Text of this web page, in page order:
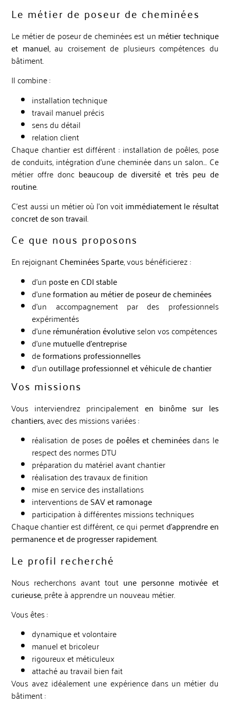
Le métier de poseur de cheminées
Le métier de poseur de cheminéesest un métier technique
et manuel, au croisement de plusieurs compétences du
bâtiment.
Il combine :
installation technique
travail manuel précis
sens du détail
relation client
Chaque chantier est différent : installation de poêles, pose
de conduits, intégration d’une cheminée dans un salon… Ce
métier offre donc beaucoup de diversité et très peu de
routine.
C’est aussi un métier où l’on voitimmédiatement le résultat
concret de son travail.
Ce que nous proposons
En rejoignantCheminées Sparte, vous bénéficierez :
d’un poste en CDI stable
d’uneformation au métier de poseur de cheminées
d’un accompagnement par des professionnels
expérimentés
d’unerémunération évolutiveselon vos compétences
d’unemutuelle d’entreprise
deformations professionnelles
d’unoutillage professionnel et véhicule de chantier
Vos missions
Vous interviendrez principalement en binôme sur les
chantiers, avec des missions variées :
réalisation de poses de poêles et cheminéesdans le
respect des normes DTU
préparation du matériel avant chantier
réalisation des travaux de finition
mise en service des installations
interventions deSAV et ramonage
participation à différentes missions techniques
Chaque chantier est différent, ce qui permetd’apprendre en
permanence et de progresser rapidement.
Le profil recherché
Nous recherchons avant tout une personne motivée et
curieuse, prête à apprendre un nouveau métier.
Vous êtes :
dynamique et volontaire
manuel et bricoleur
rigoureux et méticuleux
attaché au travail bien fait
Vous avez idéalement une expérience dans un métier du
bâtiment :